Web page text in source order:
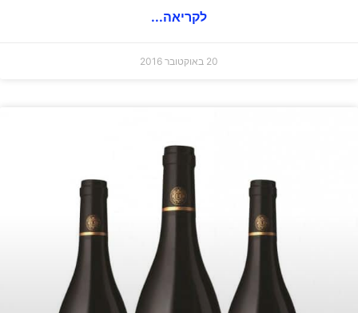
לקריאה...
20 באוקטובר 2016